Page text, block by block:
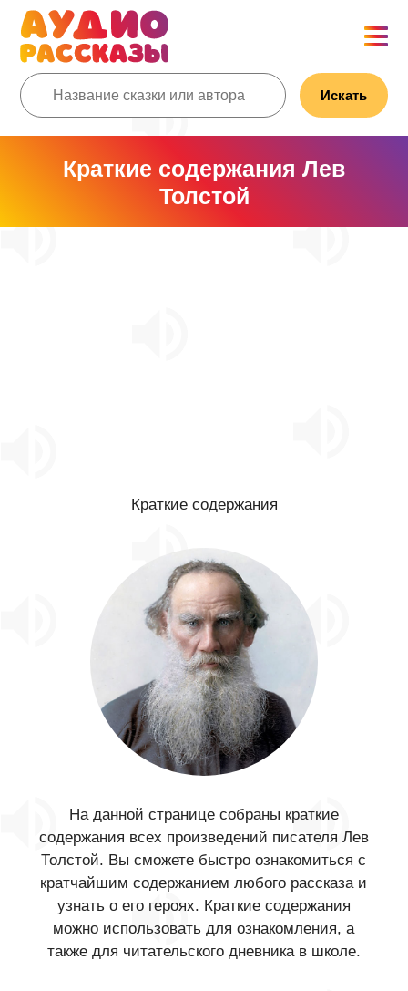
Искать
Краткие содержания Лев
Толстой
Краткие содержания
На данной странице собраны краткие
содержания всех произведений писателя Лев
Толстой. Вы сможете быстро ознакомиться с
кратчайшим содержанием любого рассказа и
узнать о его героях. Краткие содержания
можно использовать для ознакомления, а
также для читательского дневника в школе.